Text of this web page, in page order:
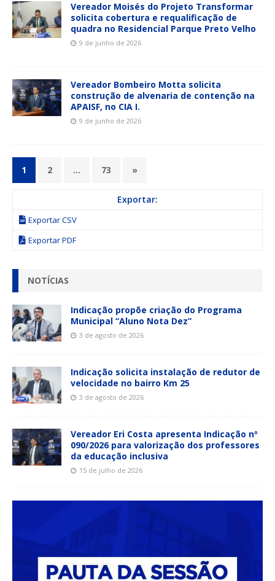
Vereador Moisés do Projeto Transformar
solicita cobertura e requalificação de
quadra no Residencial Parque Preto Velho
9 de junho de 2026
Vereador Bombeiro Motta solicita
construção de alvenaria de contenção na
APAISF, no CIA I.
9 de junho de 2026
1 2 … 73 »
Exportar:
Exportar CSV
Exportar PDF
NOTÍCIAS
Indicação propõe criação do Programa
Municipal “Aluno Nota Dez”
3 de agosto de 2026
Indicação solicita instalação de redutor de
velocidade no bairro Km 25
3 de agosto de 2026
Vereador Eri Costa apresenta Indicação nº
090/2026 para valorização dos professores
da educação inclusiva
15 de julho de 2026